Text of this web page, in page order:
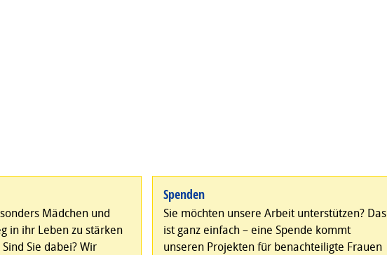
Mädchen und
in ihr Leben zu stärken
Sie dabei? Wir
Spenden
Sie möchten unsere Arbeit unterstützen? Das
ist ganz einfach – eine Spende kommt
unseren Projekten für benachteiligte Frauen